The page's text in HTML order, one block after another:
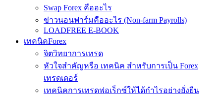
Swap Forex คืออะไร
ข่าวนอนฟาร์มคืออะไร (Non-farm Payrolls)
LOADFREE E-BOOK
เทคนิคForex
จิตวิทยาการเทรด
หัวใจสำคัญหรือ เทคนิค สำหรับการเป็น Forex
เทรดเดอร์
เทคนิคการเทรดฟอเร็กซ์ให้ได้กำไรอย่างยั่งยืน